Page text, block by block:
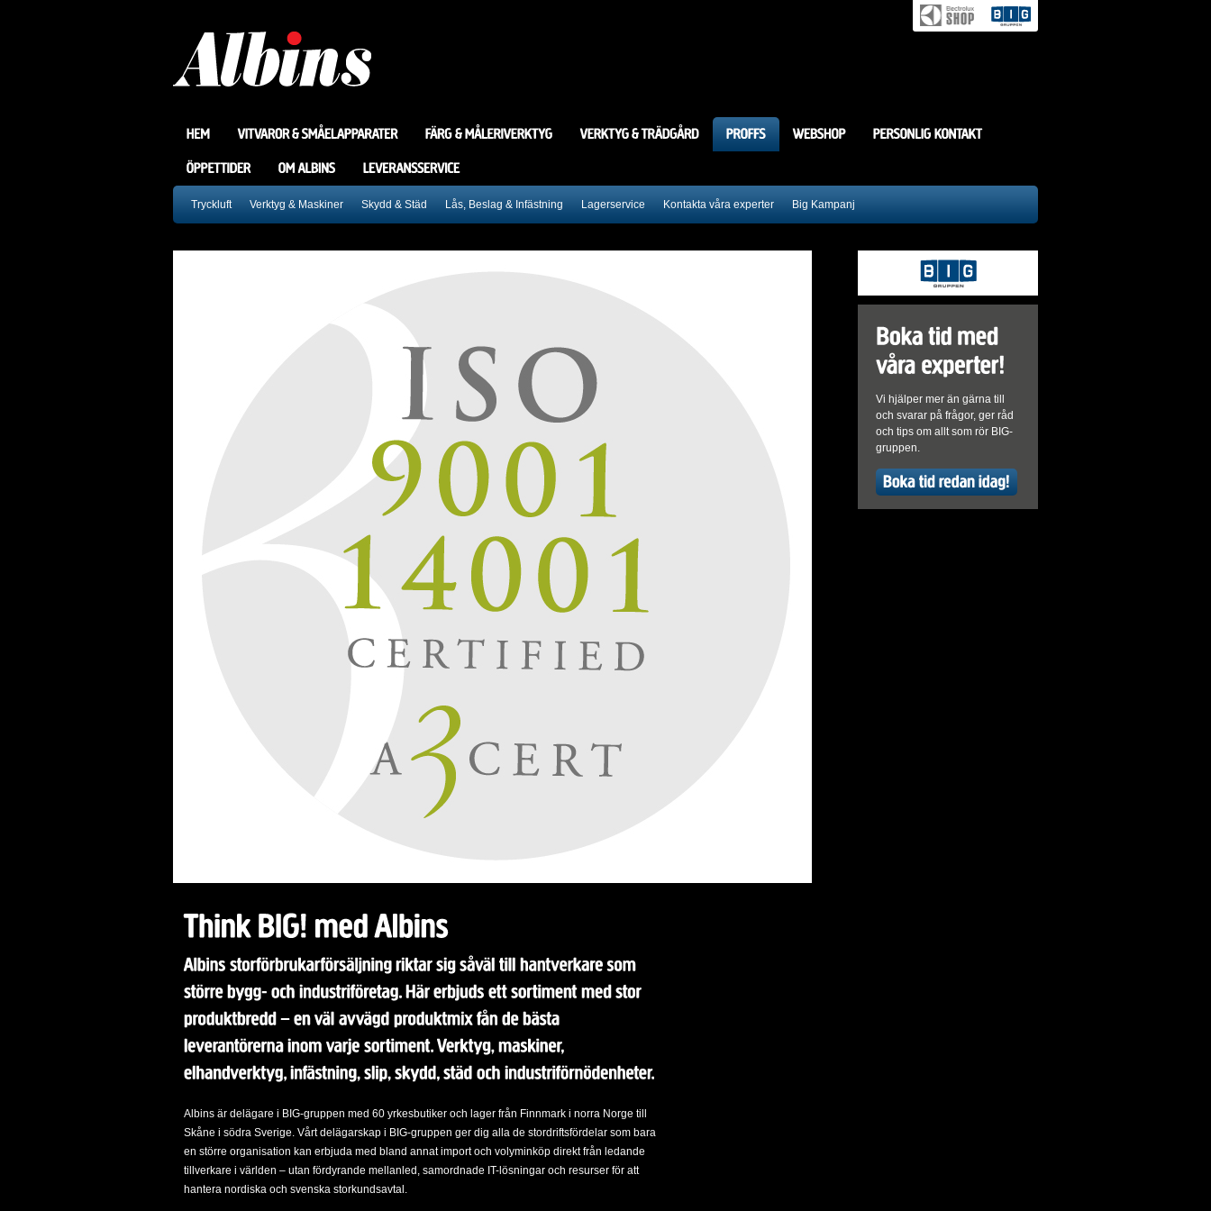
Tryckluft Verktyg & Maskiner Skydd & Städ Lås, Beslag & Infästning Lagerservice Kontakta våra experter Big Kampanj
Albins är delägare i BIG-gruppen med 60 yrkesbutiker och lager från Finnmark i norra Norge till
Skåne i södra Sverige. Vårt delägarskap i BIG-gruppen ger dig alla de stordriftsfördelar som bara
en större organisation kan erbjuda med bland annat import och volyminköp direkt från ledande
tillverkare i världen – utan fördyrande mellanled, samordnade IT-lösningar och resurser för att
hantera nordiska och svenska storkundsavtal.
Vi hjälper mer än gärna till
och svarar på frågor, ger råd
och tips om allt som rör BIG-
gruppen.